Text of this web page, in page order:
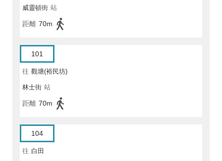
威靈頓街 站
距離 70m
101
往 觀塘(裕民坊)
林士街 站
距離 70m
104
往 白田